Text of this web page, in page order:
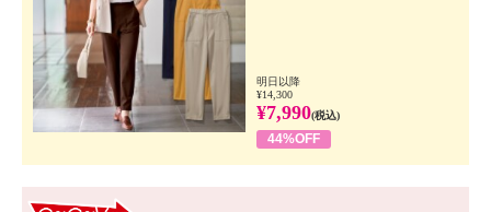
明日以降
¥14,300
¥7,990(税込)
44%OFF